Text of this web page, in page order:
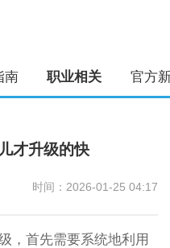
南 职业相关 官方
才升级的快
时间：2026-01-25 04:17
，首先需要系统地利用